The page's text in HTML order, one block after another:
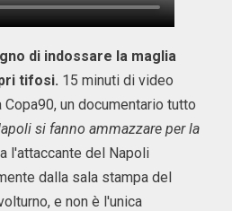
di indossare la maglia
tifosi. 15 minuti di video
un documentario tutto
si fanno ammazzare per la
l'attaccante del Napoli
dalla sala stampa del
e non è l'unica